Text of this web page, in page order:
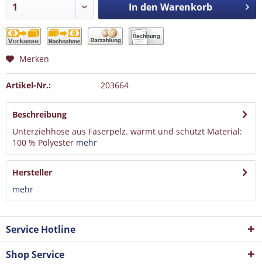
In den Warenkorb
Merken
Artikel-Nr.: 203664
Beschreibung
Unterziehhose aus Faserpelz. wärmt und schützt Material:
100 % Polyester mehr
Hersteller
mehr
Service Hotline
Shop Service